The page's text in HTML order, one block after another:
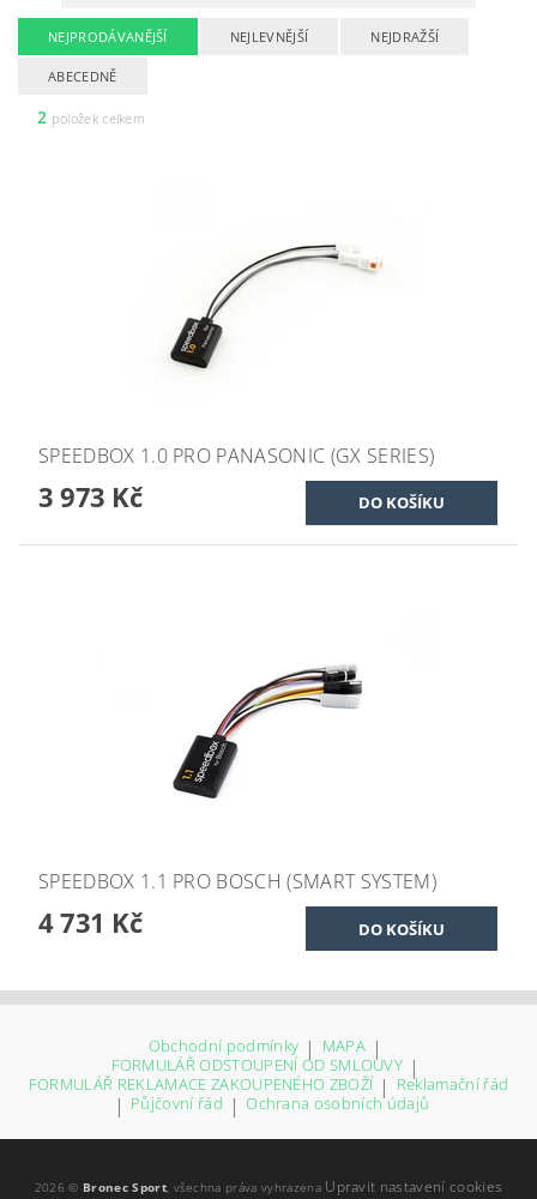
NEJPRODÁVANĚJŠÍ NEJLEVNĚJŠÍ NEJDRAŽŠÍ
ABECEDNĚ
2 položek celkem
SPEEDBOX 1.0 PRO PANASONIC (GX SERIES)
3 973 Kč
SPEEDBOX 1.1 PRO BOSCH (SMART SYSTEM)
4 731 Kč
Obchodní podmínky | MAPA |
FORMULÁŘ ODSTOUPENÍ OD SMLOUVY |
FORMULÁŘ REKLAMACE ZAKOUPENÉHO ZBOŽÍ | Reklamační řád
| Půjčovní řád | Ochrana osobních údajů
2026 © Bronec Sport, všechna práva vyhrazena Upravit nastavení cookies